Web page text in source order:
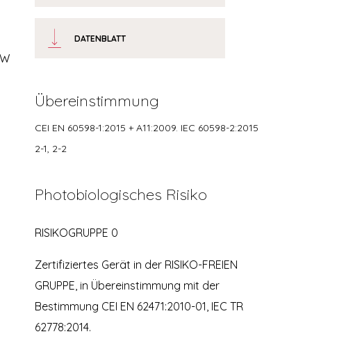
DATENBLATT
Übereinstimmung
CEI EN 60598-1:2015 + A11:2009. IEC 60598-2:2015
2-1, 2-2
Photobiologisches Risiko
RISIKOGRUPPE 0
Zertifiziertes Gerät in der RISIKO-FREIEN
GRUPPE, in Übereinstimmung mit der
Bestimmung CEI EN 62471:2010-01, IEC TR
62778:2014.